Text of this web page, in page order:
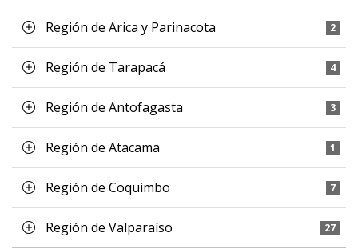
Región de Arica y Parinacota 2
Región de Tarapacá 4
Región de Antofagasta 3
Región de Atacama 1
Región de Coquimbo 7
Región de Valparaíso 27